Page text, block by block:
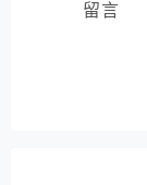
留言